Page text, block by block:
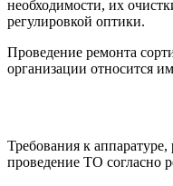
необходимости, их
регулировкой оптики.
Проведение ремонта
организации относится
Требования к
проведение ТО согласно